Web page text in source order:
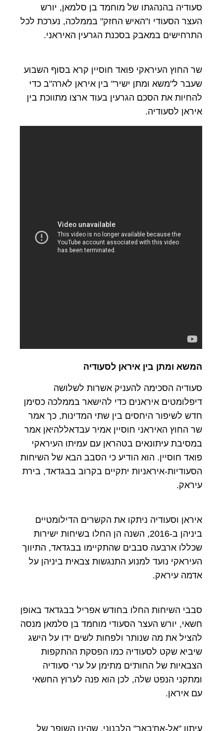
סעודיה בהנהגתו של מוחמד בן סלמאן, יורש
העצר הסעודי ו"האיש החזק" בממלכה, נערכת לכל
התרחישים במאבק בסכנת הגרעין האיראני.
שר החוץ העיראקי פואד חוסיין קרא בסוף השבוע
שעבר ל"משא ומתן ישיר" בין איראן לארה"ב כדי
להחיות את הסכם הגרעין בעוד ארצו מתווכת בין
איראן לסעודיה.
המשא ומתן בין איראן לסעודיה
סעודיה הסכימה להעניק אשרות לשלושה
דיפלומטים איראנים כדי להישאר בממלכה כסימן
חדש לשיפור היחסים בין שתי המדינות, כך אמר
שר החוץ האיראני חוסיין אמיר עבדאללהיאן אמר
במסיבת עיתונאים בטהראן עם עמיתו העיראקי
פואד חוסיין. הוא הודיע כי הסבב הבא של השיחות
הסעודיות-איראניות יתקיים בקרוב בבגדאד, בירת
עיראק.
איראן וסעודיה ניתקו את הקשרים הדילומטיים
ביניהן ב-2016, השנה הן החלו בשיחות ישירות
שכללו ארבעה סבבים שהתקיימו בבגדאד, התיווך
העיראקי נועד למנוע התנגשות צבאית ביניהן על
אדמה עיראק.
סבבי השיחות החלו בחודש אפריל בבגדאד באופן
חשאי, יורש העצר הסעודי מוחמד בן סלמאן מנסה
להציל את מה שנותר ולפחות לשים ידו על הישג
שיביא שקט לסעודיה כמו הפסקת ההתקפות
הצבאיות של החות'ים מתימן על ערי סעודיה
ומתקני הנפט שלה, לכן הוא פנה לערוץ החשאי
עם איראן.
עיתון "אל-אח'באר" הלבנוני, שהינו השופר של